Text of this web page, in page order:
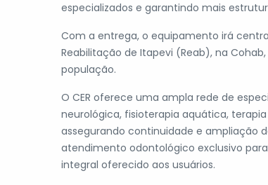
especializados e garantindo mais
Com a entrega, o equipamento irá
Reabilitação de Itapevi (Reab), na
população.
O CER oferece uma ampla rede de
neurológica, fisioterapia aquática,
assegurando continuidade e ampliação
atendimento odontológico exclusivo
integral oferecido aos usuários.